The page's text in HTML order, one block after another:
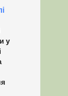
у